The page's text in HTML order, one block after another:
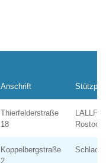
Anschrift
Thierfelderstraße
18
LALLF
Rostock
Koppelbergstraße
2